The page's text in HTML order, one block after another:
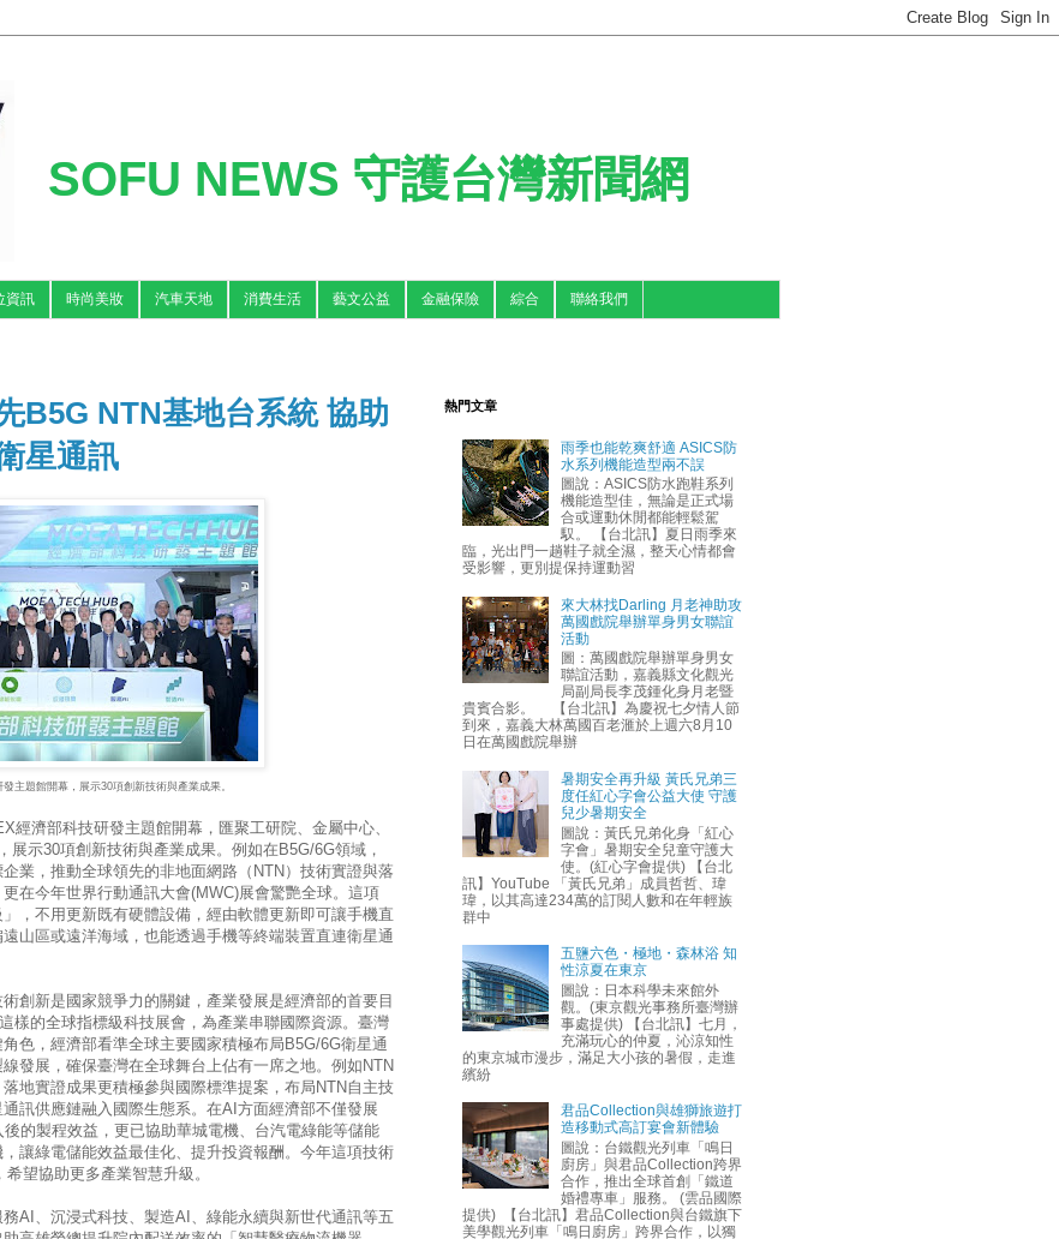
SOFU NEWS 守護台灣新聞網
資訊 時尚美妝 汽車天地 消費生活 藝文公益 金融保險 綜合 聯絡我們
B5G NTN基地台系統 協助
星通訊
主題館開幕，展示30項創新技術與產業成果。
經濟部科技研發主題館開幕，匯聚工研院、金屬中心、
示30項創新技術與產業成果。例如在B5G/6G領域，
業，推動全球領先的非地面網路（NTN）技術實證與落
在今年世界行動通訊大會(MWC)展會驚艷全球。這項
，不用更新既有硬體設備，經由軟體更新即可讓手機直
山區或遠洋海域，也能透過手機等終端裝置直連衛星通
創新是國家競爭力的關鍵，產業發展是經濟部的首要目
樣的全球指標級科技展會，為產業串聯國際資源。臺灣
色，經濟部看準全球主要國家積極布局B5G/6G衛星通
發展，確保臺灣在全球舞台上佔有一席之地。例如NTN
地實證成果更積極參與國際標準提案，布局NTN自主技
訊供應鏈融入國際生態系。在AI方面經濟部不僅發展
的製程效益，更已協助華城電機、台汽電綠能等儲能
讓綠電儲能效益最佳化、提升投資報酬。今年這項技術
望協助更多產業智慧升級。
AI、沉浸式科技、製造AI、綠能永續與新世代通訊等五
熱門文章
雨季也能乾爽舒適 ASICS防
水系列機能造型兩不誤
圖說：ASICS防水跑鞋系列
機能造型佳，無論是正式場
合或運動休閒都能輕鬆駕
馭。 【台北訊】夏日雨季來
臨，光出門一趟鞋子就全濕，整天心情都會
受影響，更別提保持運動習
來大林找Darling 月老神助攻
萬國戲院舉辦單身男女聯誼
活動
圖：萬國戲院舉辦單身男女
聯誼活動，嘉義縣文化觀光
局副局長李茂鍾化身月老暨
貴賓合影。 【台北訊】為慶祝七夕情人節
到來，嘉義大林萬國百老滙於上週六8月10
日在萬國戲院舉辦
暑期安全再升級 黃氏兄弟三
度任紅心字會公益大使 守護
兒少暑期安全
圖說：黃氏兄弟化身「紅心
字會」暑期安全兒童守護大
使。(紅心字會提供) 【台北
訊】YouTube 「黃氏兄弟」成員哲哲、瑋
瑋，以其高達234萬的訂閱人數和在年輕族
群中
五鹽六色・極地・森林浴 知
性涼夏在東京
圖說：日本科學未來館外
觀。(東京觀光事務所臺灣辦
事處提供) 【台北訊】七月，
充滿玩心的仲夏，沁涼知性
的東京城市漫步，滿足大小孩的暑假，走進
繽紛
君品Collection與雄獅旅遊打
造移動式高訂宴會新體驗
圖說：台鐵觀光列車「鳴日
廚房」與君品Collection跨界
合作，推出全球首創「鐵道
婚禮專車」服務。 (雲品國際
提供) 【台北訊】君品Collection與台鐵旗下
美學觀光列車「鳴日廚房」跨界合作，以獨